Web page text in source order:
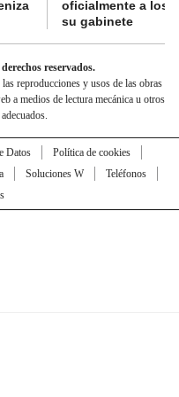
oficialmente a los
su gabinete
reservados.
reproducciones y usos de las obras
a medios de lectura mecánica u otros
Datos
Política de cookies
Soluciones W
Teléfonos